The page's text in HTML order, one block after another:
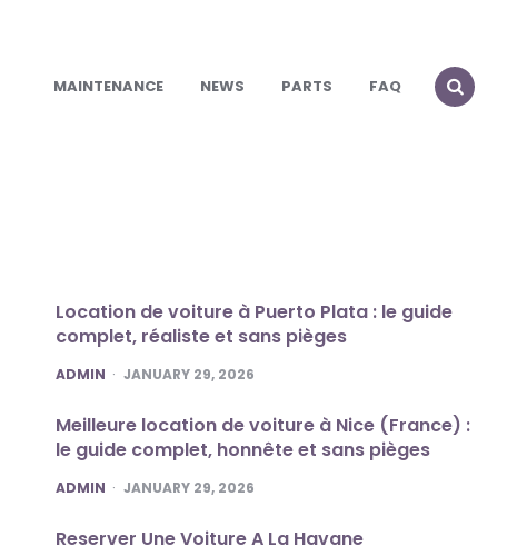
MAINTENANCE NEWS PARTS FAQ
Location de voiture à Puerto Plata : le guide
complet, réaliste et sans pièges
POSTED
ADMIN JANUARY 29, 2026
Meilleure location de voiture à Nice (France) :
le guide complet, honnête et sans pièges
POSTED
ADMIN JANUARY 29, 2026
Reserver Une Voiture A La Havane